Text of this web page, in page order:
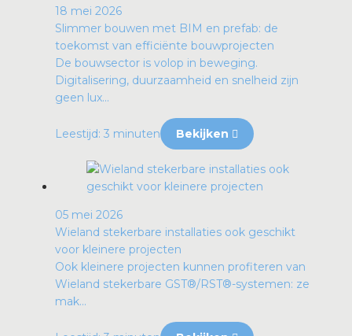
18 mei 2026
Slimmer bouwen met BIM en prefab: de
toekomst van efficiënte bouwprojecten
De bouwsector is volop in beweging.
Digitalisering, duurzaamheid en snelheid zijn
geen lux...
Leestijd: 3 minuten Bekijken
05 mei 2026
Wieland stekerbare installaties ook geschikt
voor kleinere projecten
Ook kleinere projecten kunnen profiteren van
Wieland stekerbare GST®/RST®-systemen: ze
mak...